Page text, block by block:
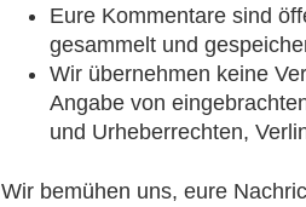
Eure Kommentare sind
gesammelt und
Wir übernehmen keine
Angabe von
und Urheberrechten,
Wir bemühen uns, eure